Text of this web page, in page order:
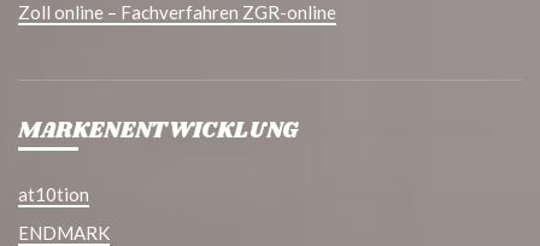
Zoll online – Fachverfahren ZGR-online
MARKENENTWICKLUNG
at10tion
ENDMARK